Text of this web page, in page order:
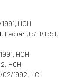
HCH
, Fecha: 09/11/1991,
HCH
HCH
02/1992, HCH